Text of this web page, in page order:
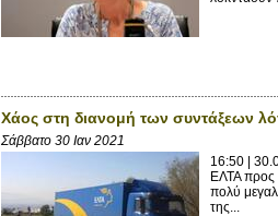
Xάος στη διανομή των συντάξεων
Σάββατο 30 Ιαν 2021
16:50 |
ΕΛΤΑ προς
πολύ
της...